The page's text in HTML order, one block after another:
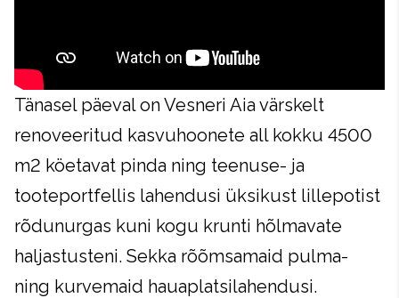
Tänasel päeval on Vesneri Aia värskelt
renoveeritud kasvuhoonete all kokku 4500
m2 köetavat pinda ning teenuse- ja
tooteportfellis lahendusi üksikust lillepotist
rõdunurgas kuni kogu krunti hõlmavate
haljastusteni. Sekka rõõmsamaid pulma-
ning kurvemaid hauaplatsilahendusi.